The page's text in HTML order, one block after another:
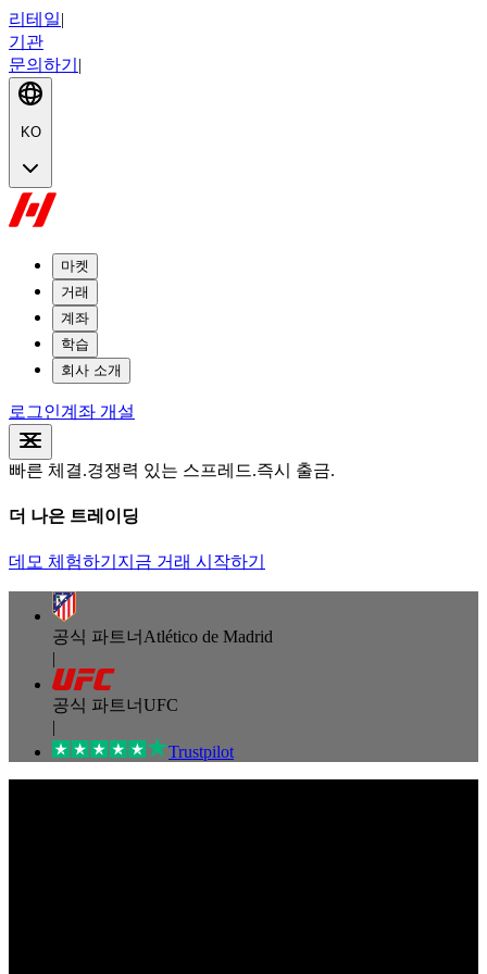
리테일|
기관
문의하기 |
KO
마켓
거래
계좌
학습
회사 소개
로그인계좌 개설
빠른 체결.경쟁력 있는 스프레드.즉시 출금.
더 나은 트레이딩
데모 체험하기 지금 거래 시작하기
공식 파트너 Atlético de Madrid
|
공식 파트너UFC
|
Trustpilot